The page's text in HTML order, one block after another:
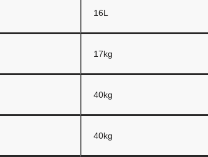
16L
17kg
40kg
40kg